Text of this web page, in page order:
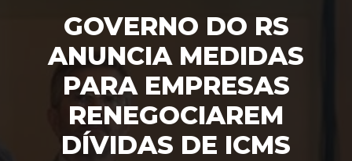
GOVERNO DO RS
ANUNCIA MEDIDAS
PARA EMPRESAS
RENEGOCIAREM
DÍVIDAS DE ICMS